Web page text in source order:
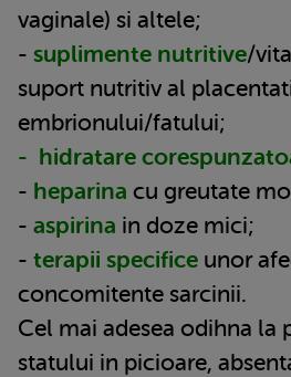
vaginale) si altele;
- suplimente nutritive/
suport nutritiv al
embrionului/fatului;
- hidratare
- heparina cu greutate
- aspirina in doze mici;
- terapii specifice unor
concomitente sarcinii.
Cel mai adesea odihna la
statului in picioare,